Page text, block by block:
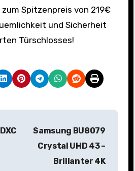
Spitzenpreis von 219€
und Sicherheit
Türschlosses!
Samsung BU8079
Crystal UHD 43 –
Brillanter 4K